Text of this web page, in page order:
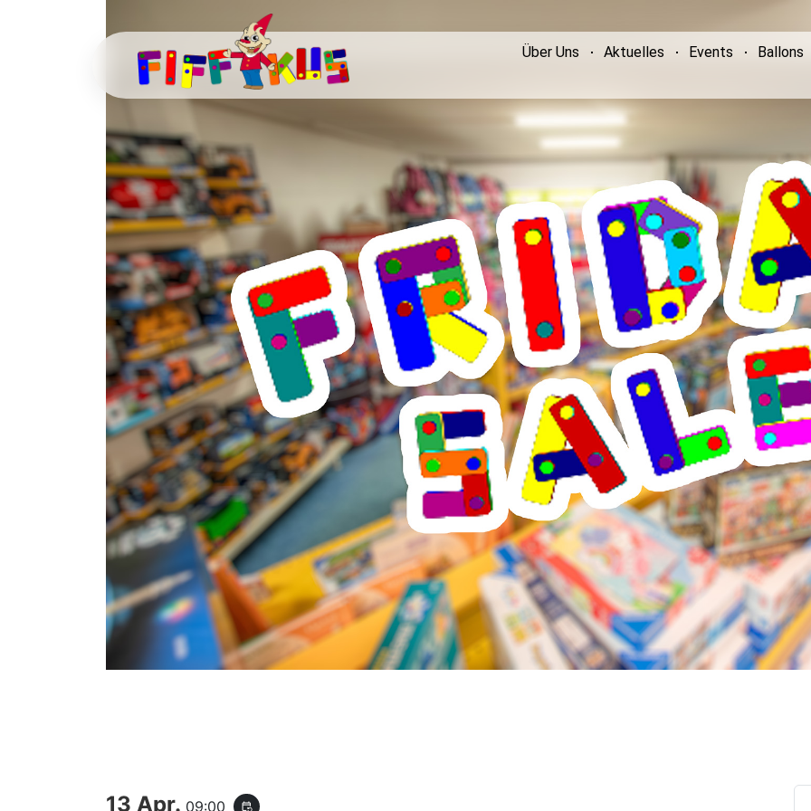
Über Uns Aktuelles Events Ballons
13 Apr. 09:00 event_repeat